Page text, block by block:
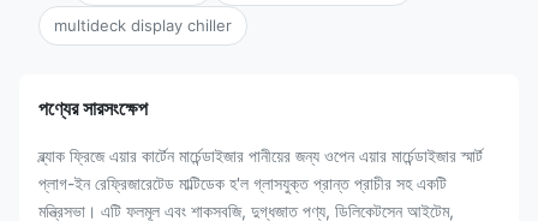
multideck display chiller
পণ্যের সারসংক্ষেপ
ব্ল্যাক ফ্রিজে এয়ার কার্টেন মার্চেন্ডাইজার পানীয়ের জন্য ওপেন এয়ার মার্চেন্ডাইজার স্মার্ট
প্লাগ-ইন রেফ্রিজারেটেড মাল্টিডেক হ'ল গ্লাসযুক্ত প্রান্ত প্রাচীর সহ একটি
মন্ত্রিসভা। এটি ফলমূল এবং শাকসবজি, দুগ্ধজাত পণ্য, ডিলিকেটসেন আইটেম,